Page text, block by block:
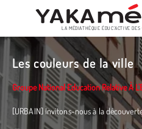
Aller
contenu
principal
LA MÉDIATHÈQUE ÉDUC’ACTIVE DES
Les couleurs de la ville
Groupe National Education Relative À
[URBAIN] Invitons-nous à la